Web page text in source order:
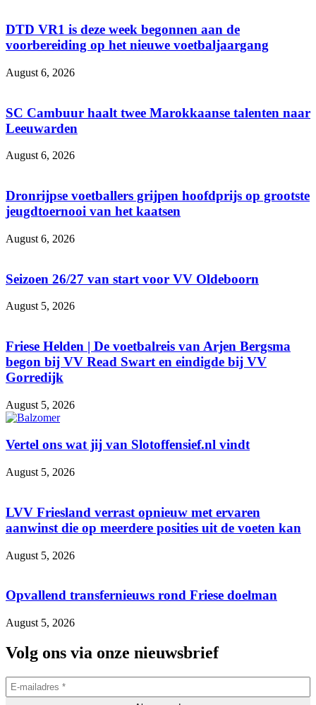
DTD VR1 is deze week begonnen aan de
voorbereiding op het nieuwe voetbaljaargang
August 6, 2026
SC Cambuur haalt twee Marokkaanse talenten naar
Leeuwarden
August 6, 2026
Dronrijpse voetballers grijpen hoofdprijs op grootste
jeugdtoernooi van het kaatsen
August 6, 2026
Seizoen 26/27 van start voor VV Oldeboorn
August 5, 2026
Friese Helden | De voetbalreis van Arjen Bergsma
begon bij VV Read Swart en eindigde bij VV
Gorredijk
August 5, 2026
Vertel ons wat jij van Slotoffensief.nl vindt
August 5, 2026
LVV Friesland verrast opnieuw met ervaren
aanwinst die op meerdere posities uit de voeten kan
August 5, 2026
Opvallend transfernieuws rond Friese doelman
August 5, 2026
Volg ons via onze nieuwsbrief